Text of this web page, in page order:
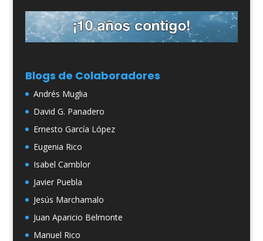
Blogs de Colaboradores
Andrés Muglia
David G. Panadero
Ernesto García López
Eugenia Rico
Isabel Camblor
Javier Puebla
Jesús Marchamalo
Juan Aparicio Belmonte
Manuel Rico